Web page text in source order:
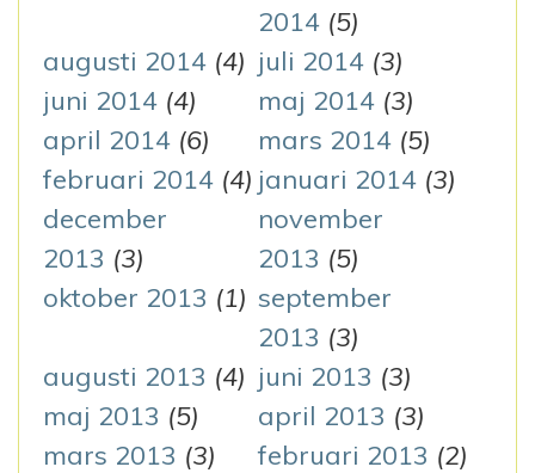
2014 (5)
augusti 2014 (4) juli 2014 (3)
juni 2014 (4) maj 2014 (3)
april 2014 (6) mars 2014 (5)
februari 2014 (4) januari 2014 (3)
december
2013 (3)
november
2013 (5)
oktober 2013 (1) september
2013 (3)
augusti 2013 (4) juni 2013 (3)
maj 2013 (5) april 2013 (3)
mars 2013 (3) februari 2013 (2)